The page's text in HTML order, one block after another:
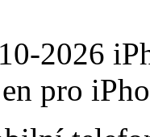
2026
pro